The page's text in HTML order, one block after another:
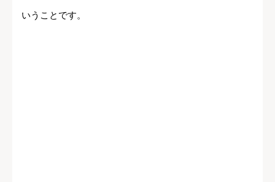
いうことです。